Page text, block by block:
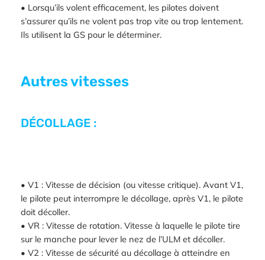
• Lorsqu’ils volent efficacement, les pilotes doivent
s’assurer qu’ils ne volent pas trop vite ou trop lentement.
Ils utilisent la GS pour le déterminer.
Autres vitesses
DÉCOLLAGE :
• V1 : Vitesse de décision (ou vitesse critique). Avant V1,
le pilote peut interrompre le décollage, après V1, le pilote
doit décoller.
• VR : Vitesse de rotation. Vitesse à laquelle le pilote tire
sur le manche pour lever le nez de l’ULM et décoller.
• V2 : Vitesse de sécurité au décollage à atteindre en